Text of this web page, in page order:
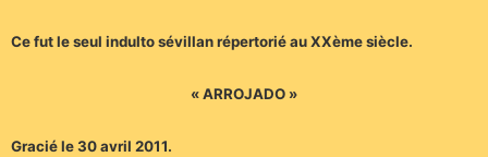
Ce fut le seul indulto sévillan répertorié au XXème siècle.
« ARROJADO »
Gracié le 30 avril 2011.